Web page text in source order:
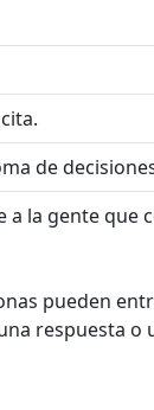
de
a la gente que
pueden
respuesta o